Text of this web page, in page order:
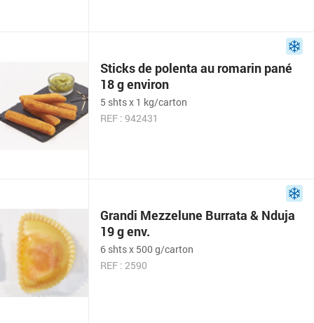
Sticks de polenta au romarin pané
18 g environ
5 shts x 1 kg/carton
REF : 942431
Grandi Mezzelune Burrata & Nduja
19 g env.
6 shts x 500 g/carton
REF : 2590